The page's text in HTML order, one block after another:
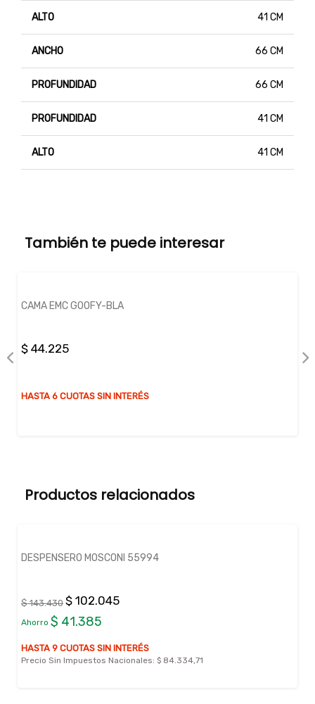
ALTO 41 CM
ANCHO 66 CM
PROFUNDIDAD 66 CM
PROFUNDIDAD 41 CM
ALTO 41 CM
También te puede interesar
CAMA EMC GOOFY-BLA
$ 44.225
HASTA 6 CUOTAS SIN INTERÉS
Productos relacionados
DESPENSERO MOSCONI 55994
$ 143.430 $ 102.045
Ahorro $ 41.385
HASTA 9 CUOTAS SIN INTERÉS
Precio Sin Impuestos Nacionales: $ 84.334,71